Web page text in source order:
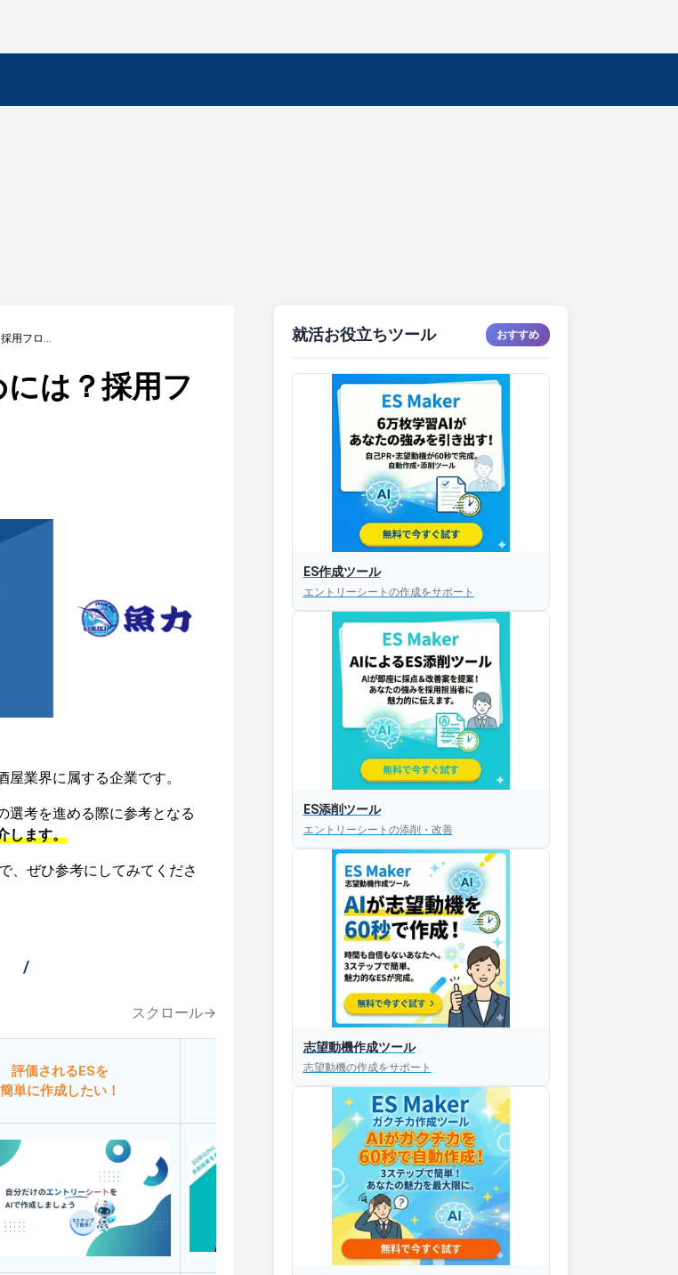
【魚力】新卒で就職するためには？採用フローや選考対策を徹底解説！
には？採用フ
業界に属する企業です。
選考を進める際に参考となる
します。
、ぜひ参考にしてみてくださ
/
スクロール→
評価されるESを
簡単に作成したい！
今すぐESを
添削してほしい！
就活お役立ちツール おすすめ
ES作成ツール
エントリーシートの作成をサポート
ES添削ツール
エントリーシートの添削・改善
志望動機作成ツール
志望動機の作成をサポート